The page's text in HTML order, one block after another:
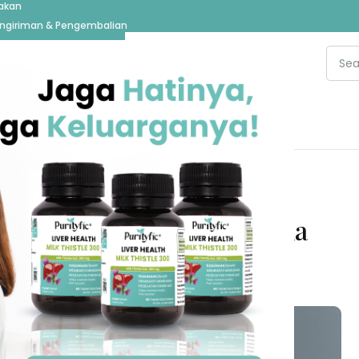
& Pengembalian
ARTIKEL
Sel pada Melanoma
Administrator
9, 2024